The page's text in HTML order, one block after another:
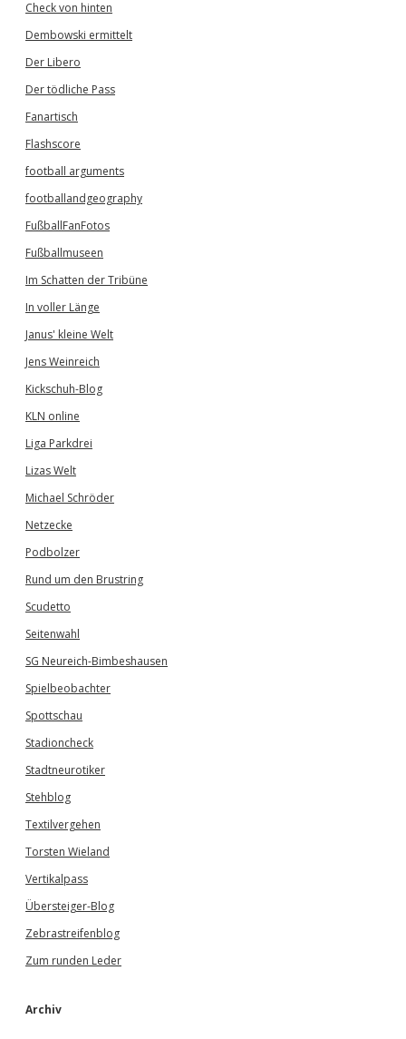
Check von hinten
Dembowski ermittelt
Der Libero
Der tödliche Pass
Fanartisch
Flashscore
football arguments
footballandgeography
FußballFanFotos
Fußballmuseen
Im Schatten der Tribüne
In voller Länge
Janus' kleine Welt
Jens Weinreich
Kickschuh-Blog
KLN online
Liga Parkdrei
Lizas Welt
Michael Schröder
Netzecke
Podbolzer
Rund um den Brustring
Scudetto
Seitenwahl
SG Neureich-Bimbeshausen
Spielbeobachter
Spottschau
Stadioncheck
Stadtneurotiker
Stehblog
Textilvergehen
Torsten Wieland
Vertikalpass
Übersteiger-Blog
Zebrastreifenblog
Zum runden Leder
Archiv